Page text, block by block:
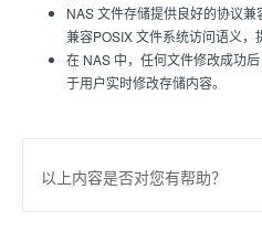
NAS 文件存储提供良好的协议兼
兼容POSIX 文件系统访问语义，
在 NAS 中，任何文件修改成功
于用户实时修改存储内容。
以上内容是否对您有帮助？